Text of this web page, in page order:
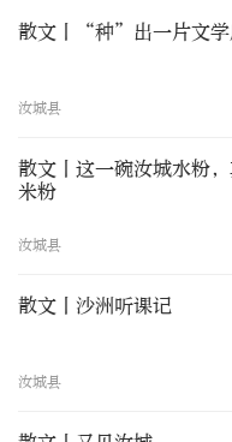
散文丨“种”出一片文学
汝城县
散文丨这一碗汝城水粉
米粉
汝城县
散文丨沙洲听课记
汝城县